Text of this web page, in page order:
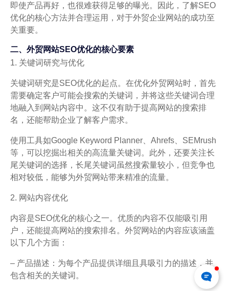
即使产品再好，也很难获得足够的曝光。因此，了解SEO
优化的核心方法并合理运用，对于外贸企业网站的成功至
关重要。
二、外贸网站SEO优化的核心要素
1. 关键词研究与优化
关键词研究是SEO优化的起点。在优化外贸网站时，首先
需要确定客户可能会搜索的关键词，并将这些关键词合理
地融入到网站内容中。这不仅有助于提高网站的搜索排
名，还能帮助企业了解客户需求。
使用工具如Google Keyword Planner、Ahrefs、SEMrush
等，可以挖掘出相关的高流量关键词。此外，还要关注长
尾关键词的选择，长尾关键词虽然搜索量较小，但竞争也
相对较低，能够为外贸网站带来精准的流量。
2. 网站内容优化
内容是SEO优化的核心之一。优质的内容不仅能吸引用
户，还能提高网站的搜索排名。外贸网站的内容应该涵盖
以下几个方面：
– 产品描述：为每个产品提供详细且具吸引力的描述，并
包含相关的关键词。